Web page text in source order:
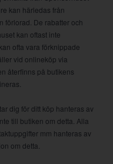
kan härledas från
förlorad. De rabatter och
kan oftast inte
ofta vara förknippade
vid onlineköp via
återfinns på butikens
dig för ditt köp hanteras av
till butiken om detta. Alla
mm hanteras av
om detta.